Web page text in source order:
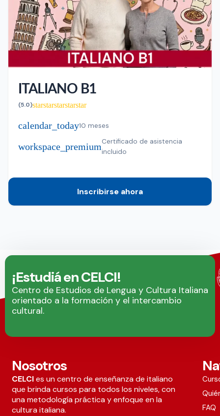
ITALIANO B1
(5.0)starstarstarstarstar
calendar_today10 meses
workspace_premiumCertificado de asistencia
incluido
Inscribirse ahora
¡Estudiá en CELCI!
Centro de Estudios de Lengua y Cultura Italiana
orientado a la formación y el intercambio
cultural.
Nosotros
CELCIes un centro de enseñanza de italiano
que brinda cursos para todos los niveles, con
una metodología práctica y enfoque en la
cultura italiana.
FAQ